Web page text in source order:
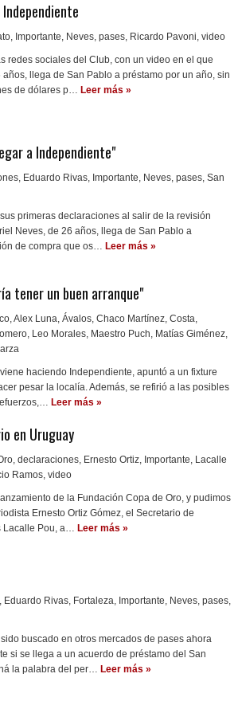
, Importante, Neves, pases, Ricardo Pavoni, video
redes sociales del Club, con un video en el que
llega de San Pablo a préstamo por un año, sin
de dólares p… Leer más »
a Independiente"
, Eduardo Rivas, Importante, Neves, pases, San
primeras declaraciones al salir de la revisión
Neves, de 26 años, llega de San Pablo a
de compra que os… Leer más »
tener un buen arranque"
,Alex Luna, Ávalos, Chaco Martínez, Costa,
, Leo Morales, Maestro Puch, Matías Giménez,
haciendo Independiente, apuntó a un fixture
pesar la localía. Además, se refirió a las posibles
Leer más »
en Uruguay
, declaraciones, Ernesto Ortiz, Importante, Lacalle
Ramos, video
de la Fundación Copa de Oro, y pudimos
Ernesto Ortiz Gómez, el Secretario de
Lacalle Pou, a… Leer más »
, Eduardo Rivas, Fortaleza, Importante, Neves, pases,
buscado en otros mercados de pases ahora
si se llega a un acuerdo de préstamo del San
la palabra del per… Leer más »